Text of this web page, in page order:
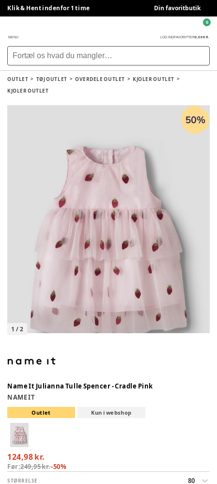
Klik & Hent indenfor 1 time Din favoritbutik
MENU LOG INDFAVORITTER0,00 KR.
0
OUTLET TØJ OUTLET OVERDELE OUTLET
KJOLER OUTLET
KJOLER OUTLET
1 /2
Name It Julianna Tulle Spencer - Cradle Pink
NAME IT
Outlet Kun i webshop
124,98 kr.
Før:249,95 kr.-50%
STØRRELSE 80